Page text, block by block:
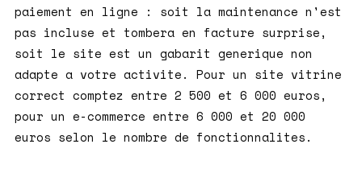
paiement en ligne : soit la maintenance n'est
pas incluse et tombera en facture surprise,
soit le site est un gabarit generique non
adapte a votre activite. Pour un site vitrine
correct comptez entre 2 500 et 6 000 euros,
pour un e-commerce entre 6 000 et 20 000
euros selon le nombre de fonctionnalites.